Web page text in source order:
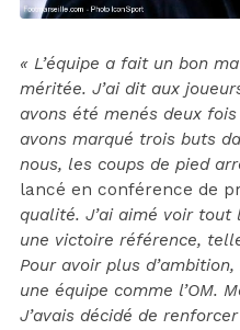
« L’équipe a fait un bon
méritée. J’ai dit aux
avons été menés deux
avons marqué trois buts
nous, les coups de pied
lancé en conférence de
qualité. J’ai aimé voir tout
une victoire référence,
Pour avoir plus
une équipe comme l’OM.
J’avais décidé de